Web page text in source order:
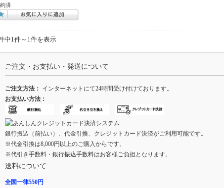
済
中1件～1件を表示
ご注文・お支払い・発送について
ご注文方法： インターネットにて24時間受け付けております。
お支払い方法：
銀行振込（前払い）、代金引換、クレジットカード決済がご利用可能です。
※代金引換は8,000円以上のご購入からです。
※代引き手数料・銀行振込手数料はお客様ご負担となります。
送料について
全国一律550円